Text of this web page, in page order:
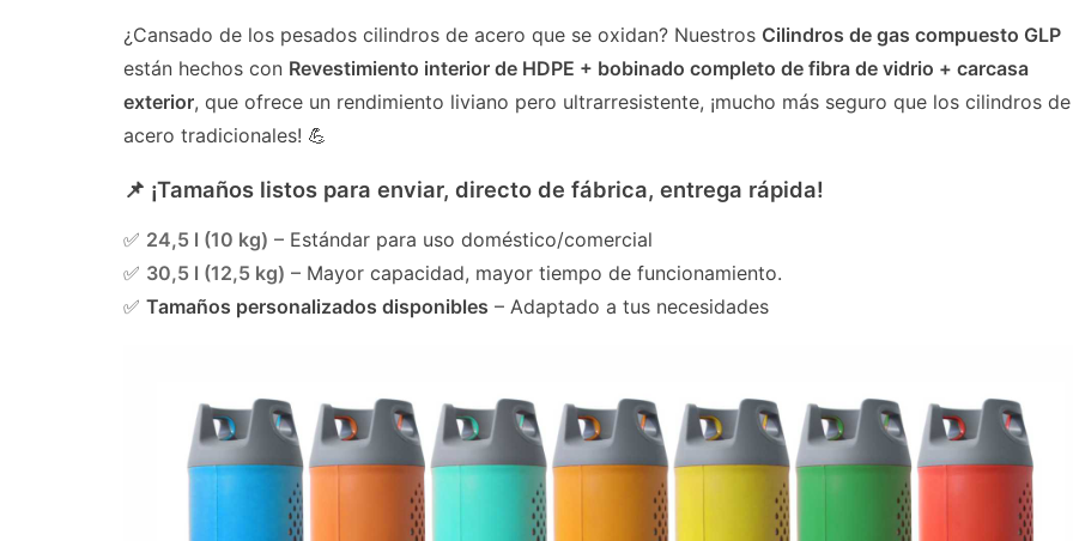
¿Cansado de los pesados ​​cilindros de acero que se oxidan? Nuestros Cilindros de gas compuesto GLP
están hechos con Revestimiento interior de HDPE + bobinado completo de fibra de vidrio + carcasa
exterior, que ofrece un rendimiento liviano pero ultrarresistente, ¡mucho más seguro que los cilindros de
acero tradicionales! 💪
📌 ¡Tamaños listos para enviar, directo de fábrica, entrega rápida!
✅ 24,5 l (10 kg) – Estándar para uso doméstico/comercial
✅ 30,5 l (12,5 kg) – Mayor capacidad, mayor tiempo de funcionamiento.
✅Tamaños personalizados disponibles – Adaptado a tus necesidades